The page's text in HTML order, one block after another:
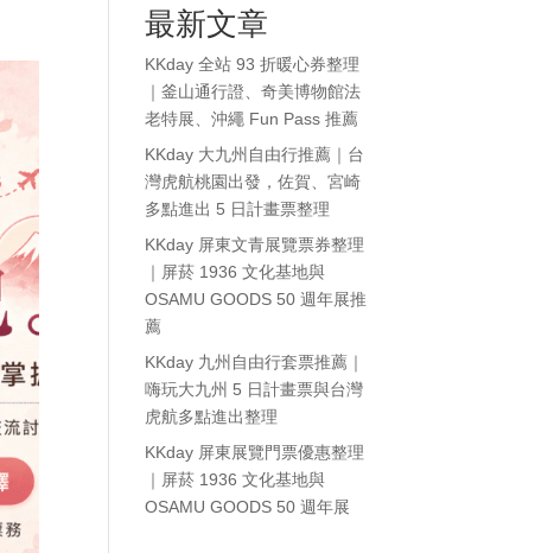
最新文章
KKday 全站 93 折暖心券整理
｜釜山通行證、奇美博物館法
老特展、沖繩 Fun Pass 推薦
KKday 大九州自由行推薦｜台
灣虎航桃園出發，佐賀、宮崎
多點進出 5 日計畫票整理
KKday 屏東文青展覽票券整理
｜屏菸 1936 文化基地與
OSAMU GOODS 50 週年展推
薦
KKday 九州自由行套票推薦｜
嗨玩大九州 5 日計畫票與台灣
虎航多點進出整理
KKday 屏東展覽門票優惠整理
｜屏菸 1936 文化基地與
OSAMU GOODS 50 週年展